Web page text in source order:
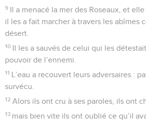
9 Il a menacé la mer des Roseaux, et
il les a fait marcher à travers les abîmes
désert.
10 Il les a sauvés de celui qui les
pouvoir de l’ennemi.
11 L’eau a recouvert leurs adversaires :
survécu.
12 Alors ils ont cru à ses paroles, ils ont
13 mais bien vite ils ont oublié ce qu’il